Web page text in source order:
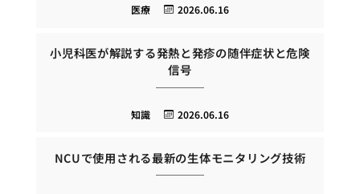
2026.06.16
医療
小児科医が解説する発熱と発疹の随伴症状と危険
信号
2026.06.16
知識
NCUで使用される最新の生体モニタリング技術